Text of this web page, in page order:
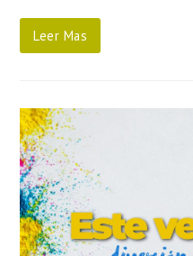
Leer Mas